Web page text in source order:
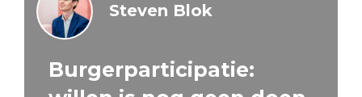
Steven Blok
Burgerparticipatie: